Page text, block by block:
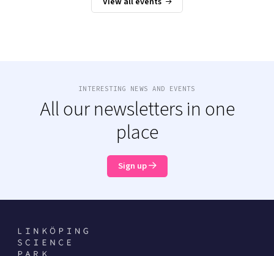
INTERESTING NEWS AND EVENTS
All our newsletters in one
place
Sign up